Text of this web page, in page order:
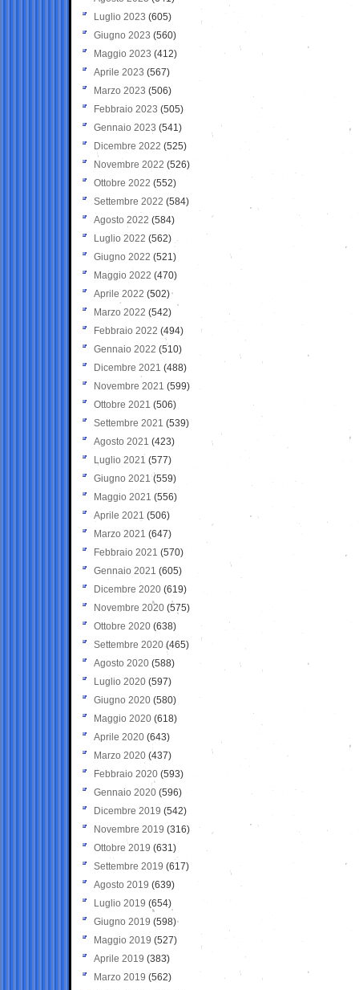
Luglio 2023 (605)
Giugno 2023 (560)
Maggio 2023 (412)
Aprile 2023 (567)
Marzo 2023 (506)
Febbraio 2023 (505)
Gennaio 2023 (541)
Dicembre 2022 (525)
Novembre 2022 (526)
Ottobre 2022 (552)
Settembre 2022 (584)
Agosto 2022 (584)
Luglio 2022 (562)
Giugno 2022 (521)
Maggio 2022 (470)
Aprile 2022 (502)
Marzo 2022 (542)
Febbraio 2022 (494)
Gennaio 2022 (510)
Dicembre 2021 (488)
Novembre 2021 (599)
Ottobre 2021 (506)
Settembre 2021 (539)
Agosto 2021 (423)
Luglio 2021 (577)
Giugno 2021(559)
Maggio 2021 (556)
Aprile 2021 (506)
Marzo 2021 (647)
Febbraio 2021 (570)
Gennaio 2021 (605)
Dicembre 2020 (619)
Novembre 2020 (575)
Ottobre 2020 (638)
Settembre 2020(465)
Agosto 2020 (588)
Luglio 2020 (597)
Giugno 2020 (580)
Maggio 2020 (618)
Aprile 2020 (643)
Marzo 2020 (437)
Febbraio 2020 (593)
Gennaio 2020 (596)
Dicembre 2019 (542)
Novembre 2019 (316)
Ottobre 2019 (631)
Settembre 2019 (617)
Agosto 2019 (639)
Luglio 2019 (654)
Giugno 2019 (598)
Maggio 2019 (527)
Aprile 2019 (383)
Marzo 2019 (562)